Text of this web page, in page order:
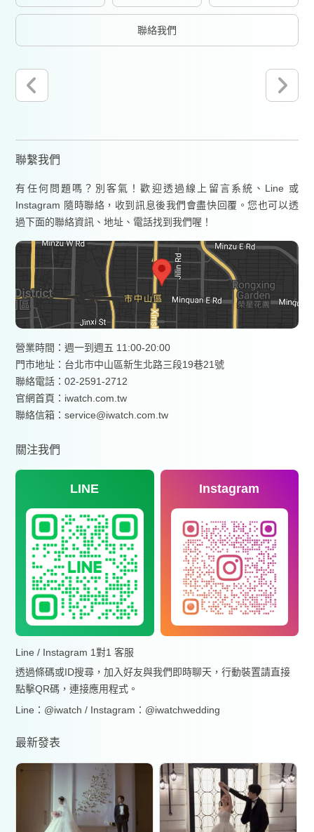
聯絡我們
聯繫我們
有任何問題嗎？別客氣！歡迎透過線上留言系統、Line 或
Instagram 隨時聯絡，收到訊息後我們會盡快回覆。您也可以透
過下面的聯絡資訊、地址、電話找到我們喔！
營業時間：週一到週五 11:00-20:00
門市地址：台北市中山區新生北路三段19巷21號
聯絡電話：02-2591-2712
官網首頁： iwatch.com.tw
聯絡信箱：service@iwatch.com.tw
關注我們
LINE Instagram
Line / Instagram 1對1 客服
透過條碼或ID搜尋，加入好友與我們即時聊天，行動裝置請直接
點擊QR碼，連接應用程式。
Line：@iwatch / Instagram：@iwatchwedding
最新發表